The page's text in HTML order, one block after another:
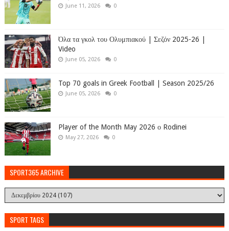
June 11, 2026 0
Όλα τα γκολ του Ολυμπιακού | Σεζόν 2025-26 |
Video
June 05, 2026 0
Top 70 goals in Greek Football | Season 2025/26
June 05, 2026 0
Player of the Month May 2026 ο Rodinei
May 27, 2026 0
SPORT365 ARCHIVE
SPORT TAGS